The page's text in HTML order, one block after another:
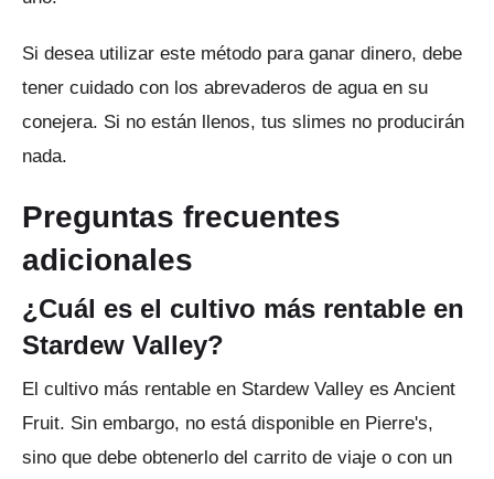
Si desea utilizar este método para ganar dinero, debe
tener cuidado con los abrevaderos de agua en su
conejera. Si no están llenos, tus slimes no producirán
nada.
Preguntas frecuentes
adicionales
¿Cuál es el cultivo más rentable en
Stardew Valley?
El cultivo más rentable en Stardew Valley es Ancient
Fruit. Sin embargo, no está disponible en Pierre's,
sino que debe obtenerlo del carrito de viaje o con un